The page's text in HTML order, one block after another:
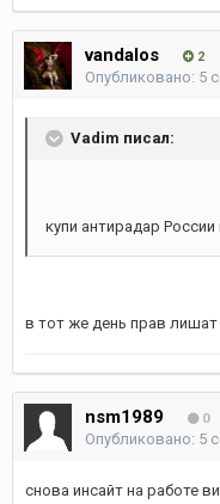
vandalos 2
Опубликовано: 5
Vadim писал:
купи антирадар России
в тот же день прав лишат
nsm1989 0
Опубликовано: 5
снова инсайт на работе